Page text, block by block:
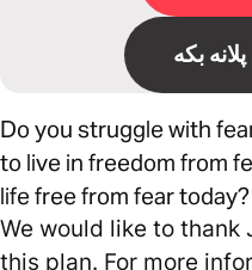
بکە
Do you struggle with
to live in freedom from
life free from fear today?
We would like to
this plan. For more